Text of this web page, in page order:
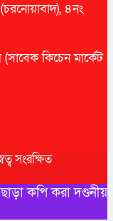
৪নং
কিচেন মার্কেট
সংরক্ষিত
কপি করা দণ্ডনীয়